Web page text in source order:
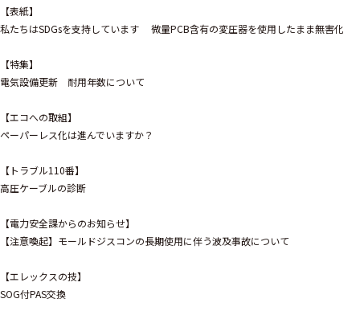
【表紙】
私たちはSDGsを支持しています 微量PCB含有の変圧器を使用したまま無害化
【特集】
電気設備更新 耐用年数について
【エコへの取組】
ペーパーレス化は進んでいますか？
【トラブル110番】
高圧ケーブルの診断
【電力安全課からのお知らせ】
【注意喚起】モールドジスコンの長期使用に伴う波及事故について
【エレックスの技】
SOG付PAS交換